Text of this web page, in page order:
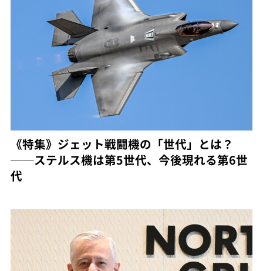
《特集》ジェット戦闘機の「世代」とは？
──ステルス機は第5世代、今後現れる第6世
代